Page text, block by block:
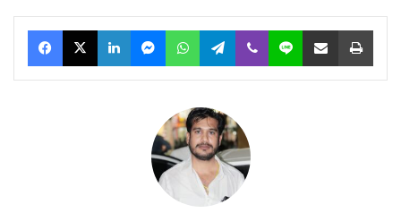
Facebook
X LinkedInMessengerWhatsAppTelegram
Viber Line Share via Email Print